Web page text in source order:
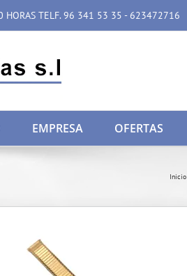
HORAS TELF. 96 341 53 35 - 623472716
EMPRESA OFERTAS
Inicio